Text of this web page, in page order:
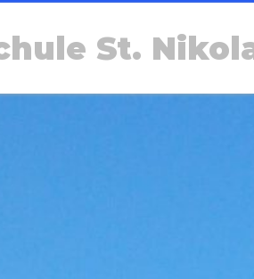
St.